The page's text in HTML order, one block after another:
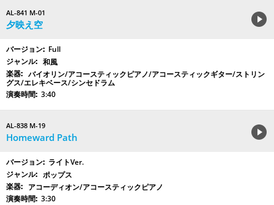
AL-841 M-01
夕映え空
Full
和風
バイオリン/アコースティックピアノ/アコースティックギター/ストリン
グス/エレキベース/シンセドラム
3:40
AL-838 M-19
Homeward Path
ライトVer.
ポップス
アコーディオン/アコースティックピアノ
3:30